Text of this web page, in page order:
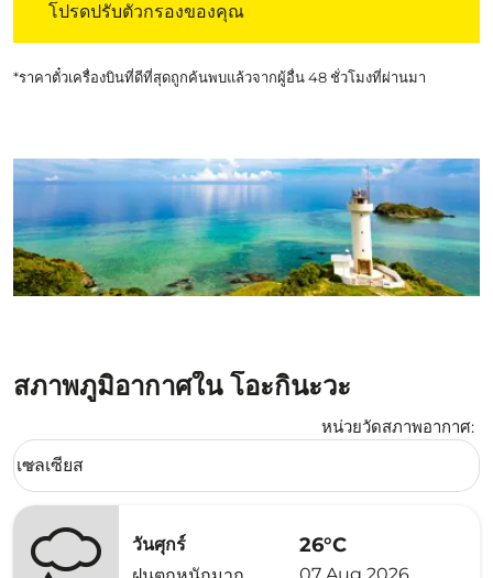
โปรดปรับตัวกรองของคุณ
*ราคาตั๋วเครื่องบินที่ดีที่สุดถูกค้นพบแล้วจากผู้อื่น 48 ชั่วโมงที่ผ่านมา
สภาพภูมิอากาศใน โอะกินะวะ
หน่วยวัดสภาพอากาศ:
Weather unit option เซลเซียส Selected
เซลเซียส
keyboard_arrow_down
วันศุกร์
26°C
07 Aug 2026